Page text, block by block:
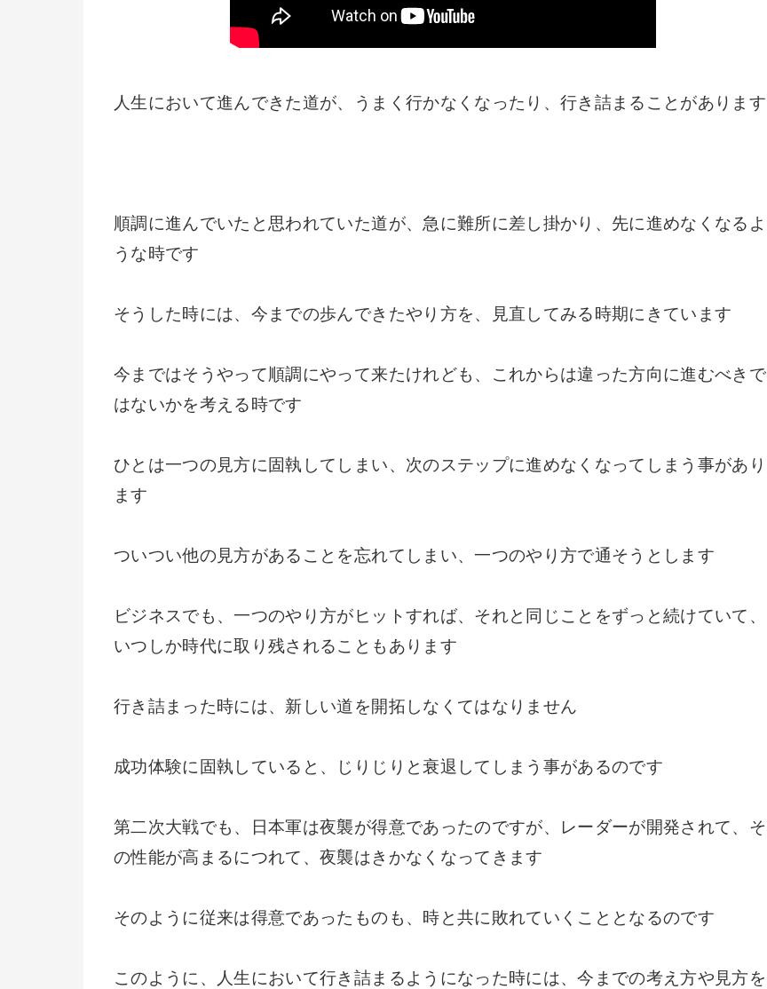
人生において進んできた道が、うまく行かなくなったり、行き詰まることがあります
順調に進んでいたと思われていた道が、急に難所に差し掛かり、先に進めなくなるよ
うな時です
そうした時には、今までの歩んできたやり方を、見直してみる時期にきています
今まではそうやって順調にやって来たけれども、これからは違った方向に進むべきで
はないかを考える時です
ひとは一つの見方に固執してしまい、次のステップに進めなくなってしまう事があり
ます
ついつい他の見方があることを忘れてしまい、一つのやり方で通そうとします
ビジネスでも、一つのやり方がヒットすれば、それと同じことをずっと続けていて、
いつしか時代に取り残されることもあります
行き詰まった時には、新しい道を開拓しなくてはなりません
成功体験に固執していると、じりじりと衰退してしまう事があるのです
第二次大戦でも、日本軍は夜襲が得意であったのですが、レーダーが開発されて、そ
の性能が高まるにつれて、夜襲はきかなくなってきます
そのように従来は得意であったものも、時と共に敗れていくこととなるのです
このように、人生において行き詰まるようになった時には、今までの考え方や見方を